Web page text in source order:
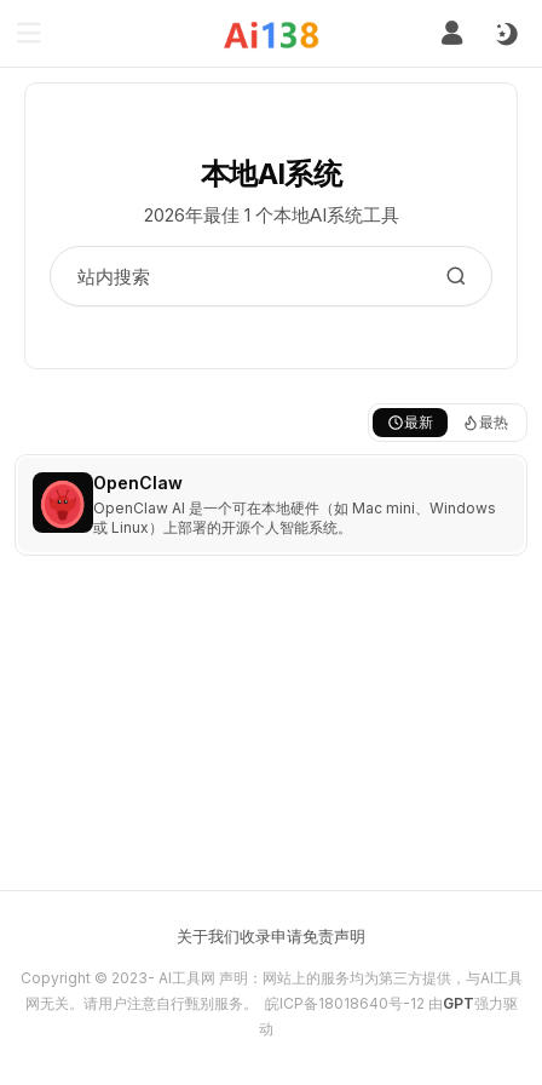
本地AI系统
2026年最佳 1 个本地AI系统工具
最新 最热
OpenClaw
OpenClaw AI 是一个可在本地硬件（如 Mac mini、Windows
或 Linux）上部署的开源个人智能系统。
关于我们收录申请免责声明
Copyright © 2023- AI工具网 声明：网站上的服务均为第三方提供，与AI工具
网无关。请用户注意自行甄别服务。 皖ICP备18018640号-12 由GPT强力驱
动